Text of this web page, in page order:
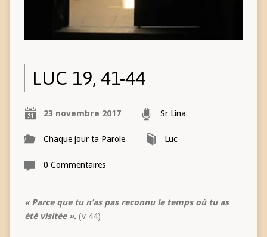
LUC 19, 41-44
23 novembre 2017 Sr Lina
Chaque jour ta Parole Luc
0 Commentaires
« Parce que tu n’as pas reconnu le temps où tu as
été visitée ». (v 44)